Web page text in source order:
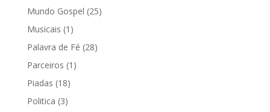
Mundo Gospel (25)
Musicais (1)
Palavra de Fé (28)
Parceiros (1)
Piadas (18)
Politica (3)